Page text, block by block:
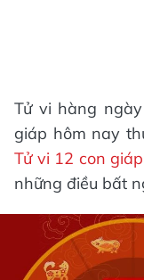
Tử vi hàng
giáp hôm nay
Tử vi 12 con giáp
những điều bất